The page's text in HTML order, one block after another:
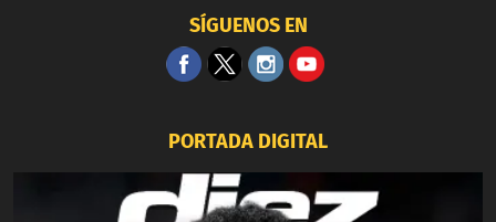
SÍGUENOS EN
PORTADA DIGITAL